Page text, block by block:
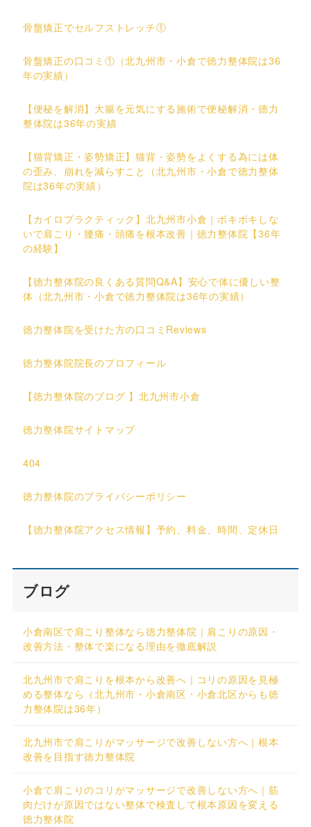
骨盤矯正でセルフストレッチ①
骨盤矯正の口コミ①（北九州市・小倉で徳力整体院は36
年の実績）
【便秘を解消】大腸を元気にする施術で便秘解消・徳力
整体院は36年の実績
【猫背矯正・姿勢矯正】猫背・姿勢をよくする為には体
の歪み、崩れを減らすこと（北九州市・小倉で徳力整体
院は36年の実績）
【カイロプラクティック】北九州市小倉｜ボキボキしな
いで肩こり・腰痛・頭痛を根本改善｜徳力整体院【36年
の経験】
【徳力整体院の良くある質問Q&A】安心で体に優しい整
体（北九州市・小倉で徳力整体院は36年の実績）
徳力整体院を受けた方の口コミReviews
徳力整体院院長のプロフィール
【徳力整体院のブログ 】北九州市小倉
徳力整体院サイトマップ
404
徳力整体院のプライバシーポリシー
【徳力整体院アクセス情報】予約、料金、時間、定休日
ブログ
小倉南区で肩こり整体なら徳力整体院｜肩こりの原因・
改善方法・整体で楽になる理由を徹底解説
北九州市で肩こりを根本から改善へ｜コリの原因を見極
める整体なら（北九州市・小倉南区・小倉北区からも徳
力整体院は36年）
北九州市で肩こりがマッサージで改善しない方へ｜根本
改善を目指す徳力整体院
小倉で肩こりのコリがマッサージで改善しない方へ｜筋
肉だけが原因ではない整体で検査して根本原因を変える
徳力整体院